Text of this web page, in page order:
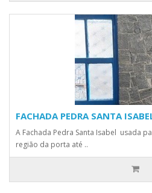
FACHADA PEDRA SANTA
A Fachada Pedra Santa Isabel usada
região da porta até ..